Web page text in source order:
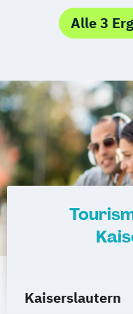
Regenstauf
Magdeburg
Online-Campus
Alle 3
Kaiserslautern